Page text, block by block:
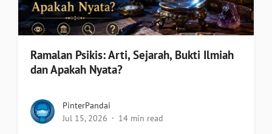
Ramalan Psikis: Arti, Sejarah, Bukti Ilmiah
dan Apakah Nyata?
PinterPandai
Jul 15, 2026
14 min read